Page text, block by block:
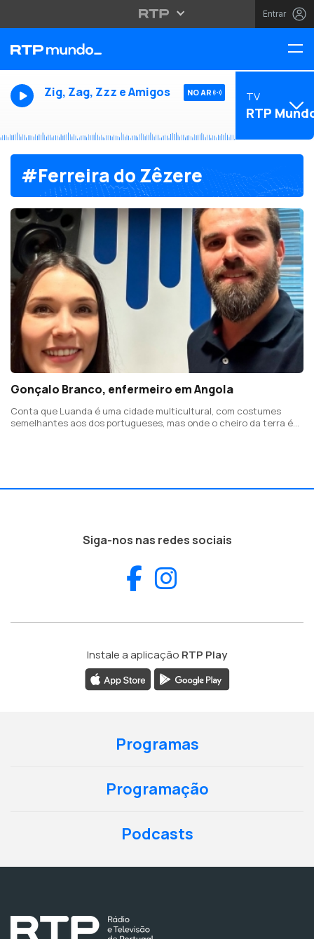
Entrar
Zig, Zag, Zzz e Amigos NO AR TV
RTP
#Ferreira do Zêzere
Gonçalo Branco, enfermeiro em Angola
Conta que Luanda é uma cidade multicultural, com costumes
semelhantes aos dos portugueses, mas onde o cheiro da terra é
Siga-nos nas redes sociais
Facebook
Instale a aplicação RTP Play
Programas
Programação
Podcasts